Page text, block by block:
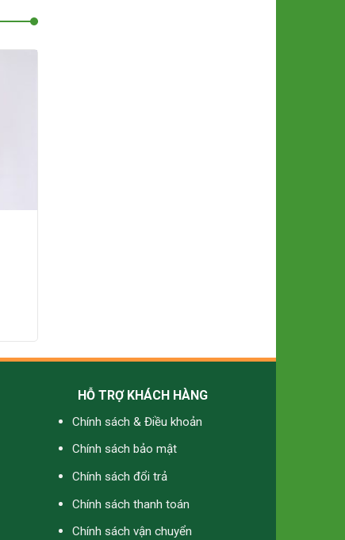
HỖ TRỢ KHÁCH HÀNG
Chính sách & Điều khoản
Chính sách bảo mật
Chính sách đổi trả
Chính sách thanh toán
Chính sách vận chuyển